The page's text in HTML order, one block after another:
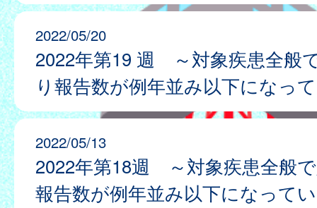
2022/05/20
2022年第19 週 ～対象疾患全般
り報告数が例年並み以下になっ
2022/05/13
2022年第18週 ～対象疾患全般
報告数が例年並み以下になって